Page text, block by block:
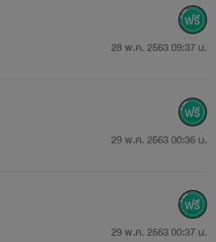
28 พ.ค. 2563 09:37 น.
29 พ.ค. 2563 00:36 น.
29 พ.ค. 2563 00:37 น.